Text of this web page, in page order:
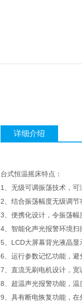
详细介绍
台式恒温摇床特点：
1、无级可调振荡技术，可
2、结合振荡幅度无级调
3、便携化设计，令振荡幅
4、智能化声光报警环境扫
5、LCD大屏幕背光液晶显
6、运行参数记忆功能，避
7、直流无刷电机设计，
8、超温声光报警功能，温
9、具有断电恢复功能，